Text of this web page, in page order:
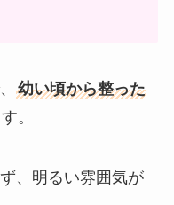
幼い頃から整った
。
、明るい雰囲気が